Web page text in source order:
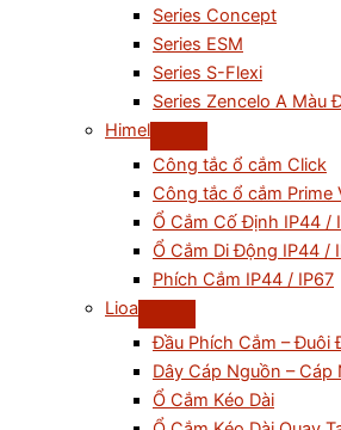
Series Concept
Series ESM
Series S-Flexi
Series Zencelo A Màu
Himel
Công tắc ổ cắm Click
Công tắc ổ cắm Prime
Ổ Cắm Cố Định IP44 /
Ổ Cắm Di Động IP44 /
Phích Cắm IP44 / IP67
Lioa
Đầu Phích Cắm – Đuôi
Dây Cáp Nguồn – Cáp
Ổ Cắm Kéo Dài